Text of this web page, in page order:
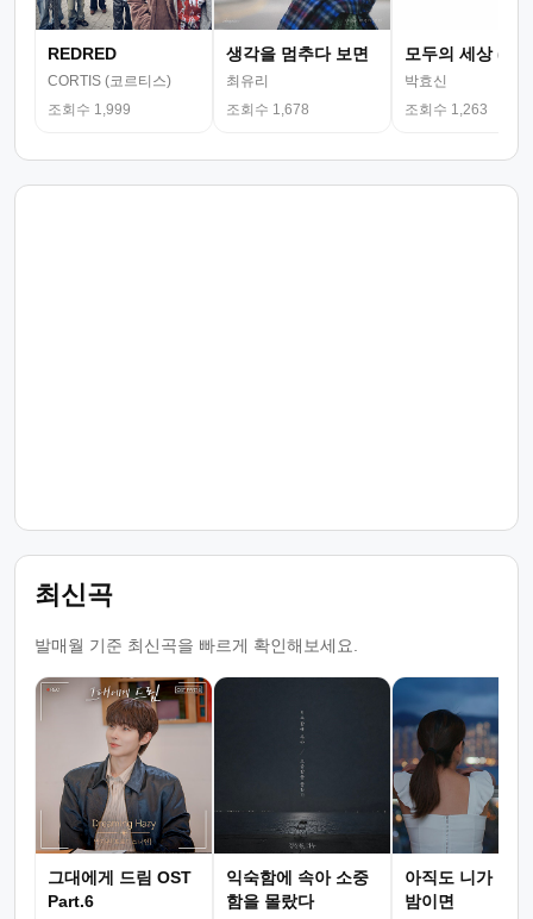
REDRED
CORTIS (코르티스)
조회수 1,999
생각을 멈추다 보면
최유리
조회수 1,678
모두의 세상 (뮤
박효신
조회수 1,263
최신곡
발매월 기준 최신곡을 빠르게 확인해보세요.
그대에게 드림 OST
Part.6
익숙함에 속아 소중
함을 몰랐다
아직도 니가 그
밤이면